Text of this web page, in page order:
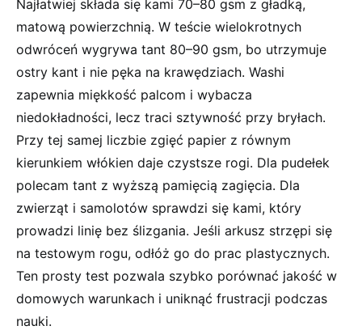
Najłatwiej składa się kami 70–80 gsm z gładką,
matową powierzchnią. W teście wielokrotnych
odwróceń wygrywa tant 80–90 gsm, bo utrzymuje
ostry kant i nie pęka na krawędziach. Washi
zapewnia miękkość palcom i wybacza
niedokładności, lecz traci sztywność przy bryłach.
Przy tej samej liczbie zgięć papier z równym
kierunkiem włókien daje czystsze rogi. Dla pudełek
polecam tant z wyższą pamięcią zagięcia. Dla
zwierząt i samolotów sprawdzi się kami, który
prowadzi linię bez ślizgania. Jeśli arkusz strzępi się
na testowym rogu, odłóż go do prac plastycznych.
Ten prosty test pozwala szybko porównać jakość w
domowych warunkach i uniknąć frustracji podczas
nauki.